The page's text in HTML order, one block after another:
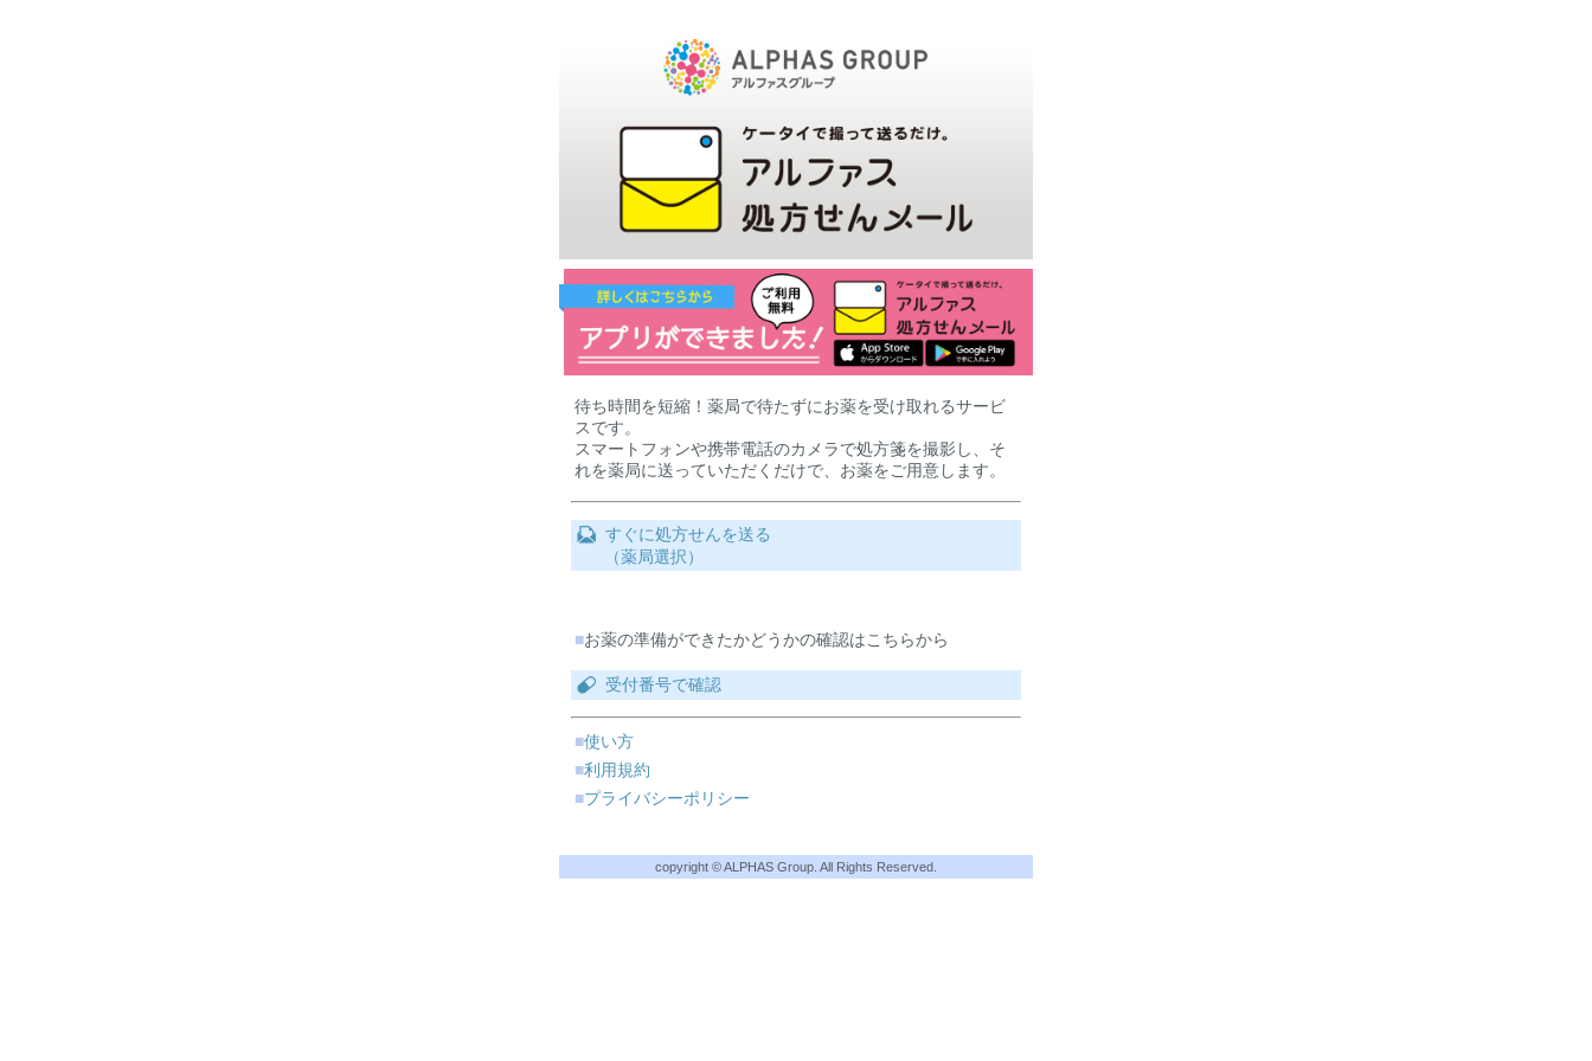
待ち時間を短縮！薬局で待たずにお薬を受け取れるサービ
スです。
スマートフォンや携帯電話のカメラで処方箋を撮影し、そ
れを薬局に送っていただくだけで、お薬をご用意します。
すぐに処方せんを送る
（薬局選択）
■お薬の準備ができたかどうかの確認はこちらから
受付番号で確認
■使い方
■利用規約
■プライバシーポリシー
copyright © ALPHAS Group. All Rights Reserved.